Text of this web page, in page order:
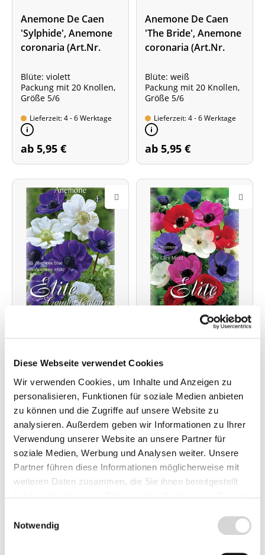
Diese Webseite verwendet Cookies
Wir verwenden Cookies, um Inhalte und Anzeigen zu
personalisieren, Funktionen für soziale Medien anbieten
zu können und die Zugriffe auf unsere Website zu
analysieren. Außerdem geben wir Informationen zu Ihrer
Verwendung unserer Website an unsere Partner für
soziale Medien, Werbung und Analysen weiter. Unsere
Partner führen diese Informationen möglicherweise mit
weiteren Daten zusammen, die Sie ihnen bereitgestellt
Notwendig
Anemone De Caen
'Sylphide', Anemone
coronaria (Art.Nr.
Blüte: violett
Packung mit 20 Knollen,
Größe 5/6
Lieferzeit: 4 - 6 Werktage
ab 5,95 €
Anemone De Caen
'The Bride', Anemone
coronaria (Art.Nr.
Blüte: weiß
Packung mit 20 Knollen,
Größe 5/6
Lieferzeit: 4 - 6 Werktage
ab 5,95 €
Anemone De Caen,
Blau und Weiß,
(Art.Nr. 520751)
Packung mit 30 Knollen,
Größe 5/6
verschiedene Sorten in
blau und weiß
Lieferzeit: 4 - 6 Werktage
ab 5,95 €
Anemone De Caen,
Mischung, Anemone
520750)
Packung mit 20 Knollen,
Größe 5/6
verschiedene Sorten,
Lieferzeit: 4 - 6 Werktage
ab 5,95 €